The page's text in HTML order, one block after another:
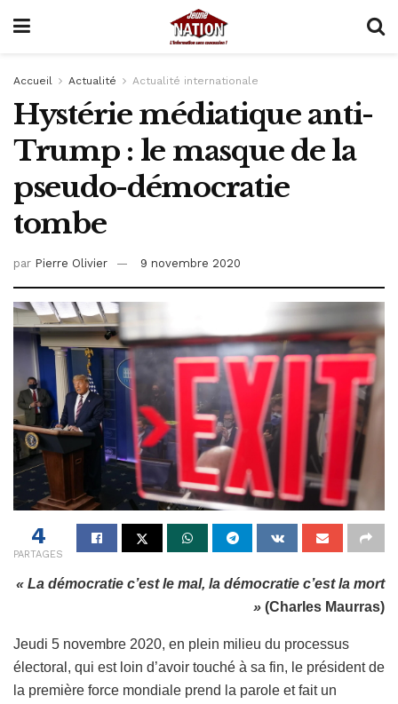
Accueil Actualité Actualité internationale
Hystérie médiatique anti-
Trump : le masque de la
pseudo-démocratie
tombe
par Pierre Olivier 9 novembre 2020
4
PARTAGES
« La démocratie c’est le mal, la démocratie c’est la mort
» (Charles Maurras)
Jeudi 5 novembre 2020, en plein milieu du processus
électoral, qui est loin d’avoir touché à sa fin, le président de
la première force mondiale prend la parole et fait un